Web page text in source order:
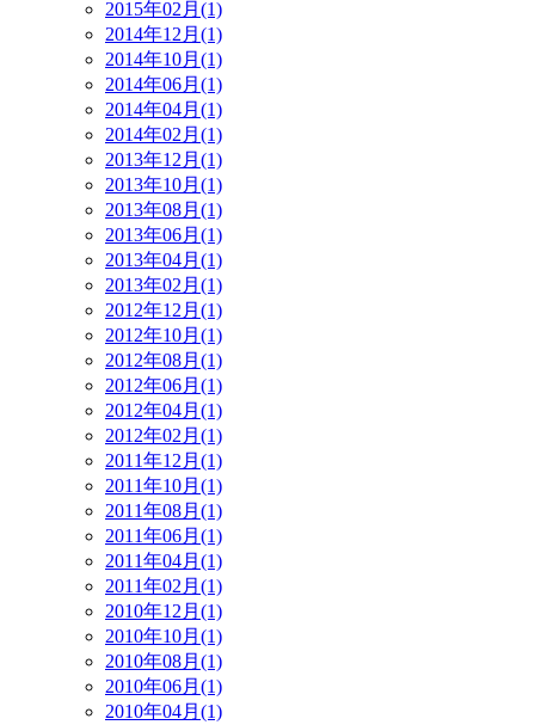
2015年02月(1)
2014年12月(1)
2014年10月(1)
2014年06月(1)
2014年04月(1)
2014年02月(1)
2013年12月(1)
2013年10月(1)
2013年08月(1)
2013年06月(1)
2013年04月(1)
2013年02月(1)
2012年12月(1)
2012年10月(1)
2012年08月(1)
2012年06月(1)
2012年04月(1)
2012年02月(1)
2011年12月(1)
2011年10月(1)
2011年08月(1)
2011年06月(1)
2011年04月(1)
2011年02月(1)
2010年12月(1)
2010年10月(1)
2010年08月(1)
2010年06月(1)
2010年04月(1)